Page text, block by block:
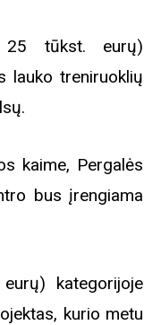
25 tūkst. eurų)
lauko treniruoklių
kaime, Pergalės
bus įrengiama
kategorijoje
kurio metu